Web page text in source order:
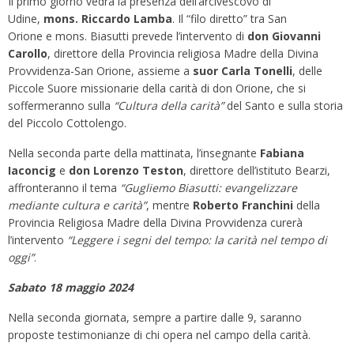
Udine, mons. Riccardo Lamba. Il “filo diretto” tra San
Orione e mons. Biasutti prevede l’intervento di don Giovanni
Carollo, direttore della Provincia religiosa Madre della Divina
Provvidenza-San Orione, assieme a suor Carla Tonelli, delle
Piccole Suore missionarie della carità di don Orione, che si
soffermeranno sulla “Cultura della carità”del Santo e sulla storia
del Piccolo Cottolengo.
Nella seconda parte della mattinata, l’insegnante Fabiana
Iaconcig e don Lorenzo Teston, direttore dell’istituto Bearzi,
affronteranno il tema “Gugliemo Biasutti: evangelizzare
mediante cultura e carità”, mentre Roberto Franchini della
Provincia Religiosa Madre della Divina Provvidenza curerà
l’intervento “Leggere i segni del tempo: la carità nel tempo di
oggi”.
Sabato 18 maggio 2024
Nella seconda giornata, sempre a partire dalle 9, saranno
proposte testimonianze di chi opera nel campo della carità.